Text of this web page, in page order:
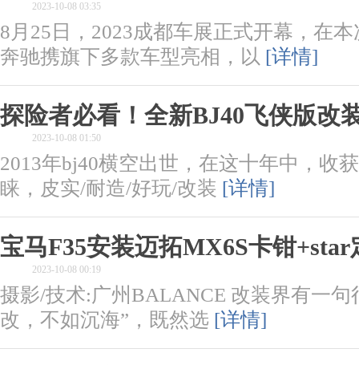
2023-10-08 03:35
8月25日，2023成都车展正式开幕，在
奔驰携旗下多款车型亮相，以 [详情]
探险者必看！全新BJ40飞侠版改
2023-10-08 01:50
2013年bj40横空出世，在这十年中，收
睐，皮实/耐造/好玩/改装 [详情]
宝马F35安装迈拓MX6S卡钳+star
2023-10-08 00:19
摄影/技术:广州BALANCE 改装界有一句
改，不如沉海”，既然选 [详情]